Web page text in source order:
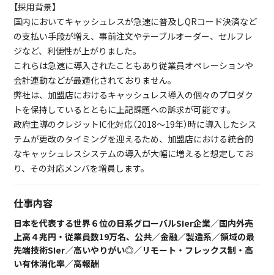
【採用背景】
国内においてキャッシュレスが急速に普及しQRコード決済など
の支払い手段が増え、事前注文やテーブルオーダー、セルフレ
ジなど、利便性が上がりました。
これらは急速に導入されたこともあり従業員オペレーションや
会計連動などが最適化されておりません。
弊社は、加盟店におけるキャッシュレス導入の個々のプロダク
トを保持しているとともに上記課題への訴求が可能です。
政府主導のクレジットIC化対応（2018～19年）時に導入したシス
テムが更改のタイミングを迎えるため、加盟店における統合的
なキャッシュレスシステムの導入が大幅に増えると想定してお
り、その対応メンバを増員します。
仕事内容
日本を代表する世界６位の日系グローバルSIer企業／国内外売
上高４兆円・従業員数19万名、公共／金融／製造系／領域の最
先端技術SIer／高いやりがい◎／リモート・フレックス制・高
い有休消化率／高報酬